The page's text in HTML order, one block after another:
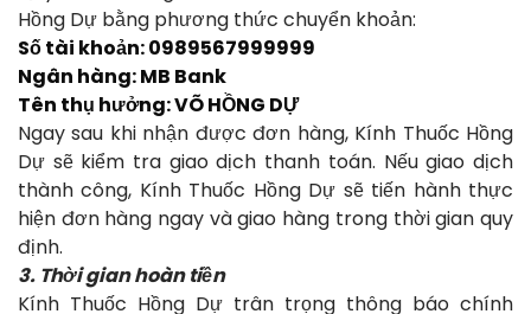
Hồng Dự bằng phương thức chuyển khoản:
Số tài khoản: 0989567999999
Ngân hàng: MB Bank
Tên thụ hưởng: VÕ HỒNG DỰ
Ngay sau khi nhận được đơn hàng, Kính Thuốc Hồng
Dự sẽ kiểm tra giao dịch thanh toán. Nếu giao dịch
thành công, Kính Thuốc Hồng Dự sẽ tiến hành thực
hiện đơn hàng ngay và giao hàng trong thời gian quy
định.
3. Thời gian hoàn tiền
Kính Thuốc Hồng Dự trân trọng thông báo chính